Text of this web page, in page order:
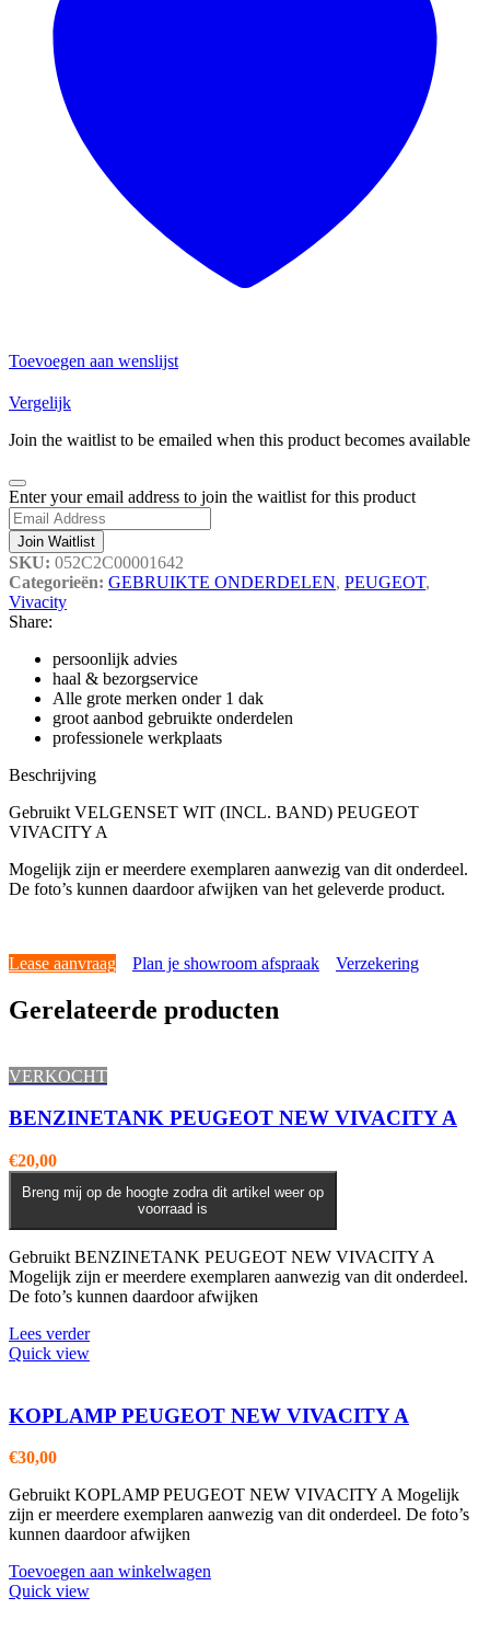
Toevoegen aan wenslijst
Vergelijk
Join the waitlist to be emailed when this product becomes available
Dismiss
notification
Enter your email address to join the waitlist for this product
Join Waitlist
SKU: 052C2C00001642
Categorieën: GEBRUIKTE ONDERDELEN, PEUGEOT,
Vivacity
Share:
persoonlijk advies
haal & bezorgservice
Alle grote merken onder 1 dak
groot aanbod gebruikte onderdelen
professionele werkplaats
Beschrijving
Gebruikt VELGENSET WIT (INCL. BAND) PEUGEOT
VIVACITY A
Mogelijk zijn er meerdere exemplaren aanwezig van dit onderdeel.
De foto’s kunnen daardoor afwijken van het geleverde product.
Lease aanvraag Plan je showroom afspraak Verzekering
Gerelateerde producten
VERKOCHT
BENZINETANK PEUGEOT NEW VIVACITY A
€20,00
Breng mij op de hoogte zodra dit artikel weer op
voorraad is
Gebruikt BENZINETANK PEUGEOT NEW VIVACITY A
Mogelijk zijn er meerdere exemplaren aanwezig van dit onderdeel.
De foto’s kunnen daardoor afwijken
Lees verder
Quick view
KOPLAMP PEUGEOT NEW VIVACITY A
€30,00
Gebruikt KOPLAMP PEUGEOT NEW VIVACITY A Mogelijk
zijn er meerdere exemplaren aanwezig van dit onderdeel. De foto’s
kunnen daardoor afwijken
Toevoegen aan winkelwagen
Quick view